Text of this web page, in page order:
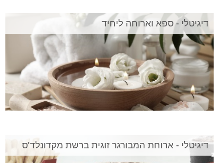
דיגיטלי - ספא וארוחה ליחיד
דיגיטלי - ארוחת המבורגר זוגית ברשת מקדונלד'ס